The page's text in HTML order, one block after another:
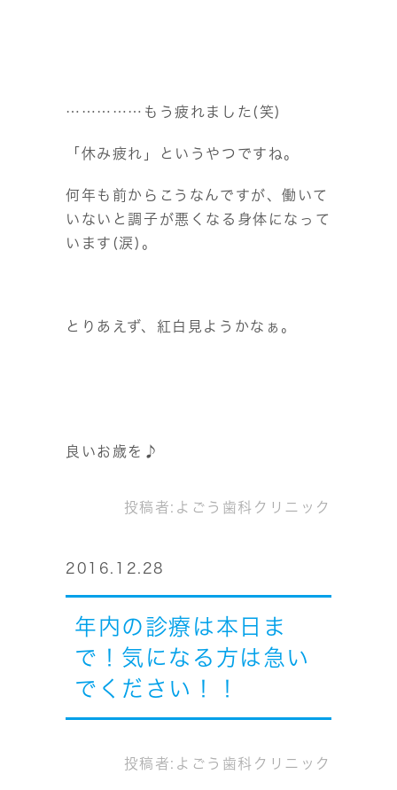
……………もう疲れました(笑)
「休み疲れ」というやつですね。
何年も前からこうなんですが、働いて
いないと調子が悪くなる身体になって
います(涙)。
とりあえず、紅白見ようかなぁ。
良いお歳を♪
投稿者: よごう歯科クリニック
2016.12.28
年内の診療は本日ま
で！気になる方は急い
でください！！
投稿者: よごう歯科クリニック